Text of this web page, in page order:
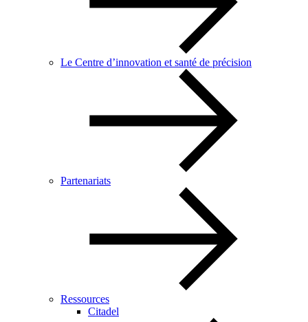
Le Centre d’innovation et santé de précision
Partenariats
Ressources
Citadel